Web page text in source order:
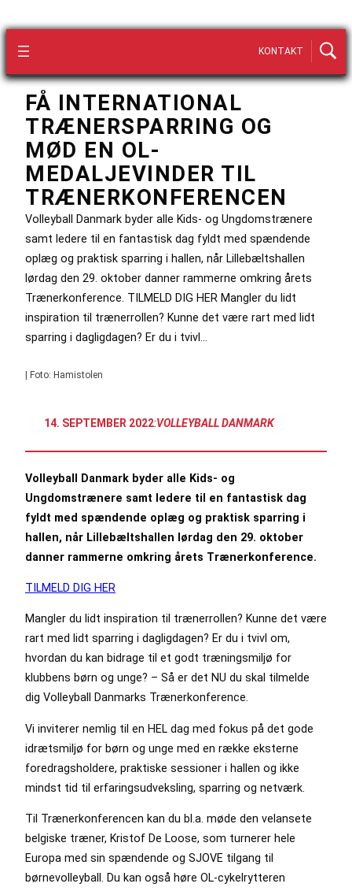
KONTAKT
FÅ INTERNATIONAL
TRÆNERSPARRING OG
MØD EN OL-
MEDALJEVINDER TIL
TRÆNERKONFERENCEN
Volleyball Danmark byder alle Kids- og Ungdomstrænere
samt ledere til en fantastisk dag fyldt med spændende
oplæg og praktisk sparring i hallen, når Lillebæltshallen
lørdag den 29. oktober danner rammerne omkring årets
Trænerkonference. TILMELD DIG HER Mangler du lidt
inspiration til trænerrollen? Kunne det være rart med lidt
sparring i dagligdagen? Er du i tvivl…
| Foto: Hamistolen
14. SEPTEMBER 2022:VOLLEYBALL DANMARK
Volleyball Danmark byder alle Kids- og
Ungdomstrænere samt ledere til en fantastisk dag
fyldt med spændende oplæg og praktisk sparring i
hallen, når Lillebæltshallen lørdag den 29. oktober
danner rammerne omkring årets Trænerkonference.
TILMELD DIG HER
Mangler du lidt inspiration til trænerrollen? Kunne det være
rart med lidt sparring i dagligdagen? Er du i tvivl om,
hvordan du kan bidrage til et godt træningsmiljø for
klubbens børn og unge? – Så er det NU du skal tilmelde
dig Volleyball Danmarks Trænerkonference.
Vi inviterer nemlig til en HEL dag med fokus på det gode
idrætsmiljø for børn og unge med en række eksterne
foredragsholdere, praktiske sessioner i hallen og ikke
mindst tid til erfaringsudveksling, sparring og netværk.
Til Trænerkonferencen kan du bl.a. møde den velansete
belgiske træner, Kristof De Loose, som turnerer hele
Europa med sin spændende og SJOVE tilgang til
børnevolleyball. Du kan også høre OL-cykelrytteren